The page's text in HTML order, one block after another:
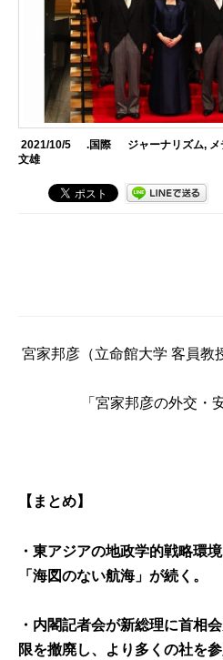
2021/10/5 .国際 ジャーナリズム,
文雄
宮家邦彦（立命館大学 客員教
「宮家邦彦の外交・
【まとめ】
・東アジアの地政学的戦略環
「海図のない航海」が続く。
・内閣記者会が新総理に首相
限を撤廃し、より多くの社を